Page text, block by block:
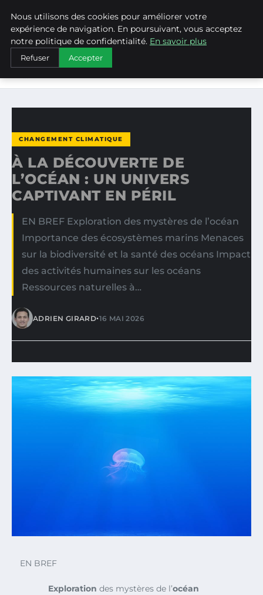
WEARECLIMATECONTROL
ACCUEIL
CHANGEMENT CLIMATIQUE
À LA DÉCOUVERTE DE L’OCÉAN : UN UNIVERS CAPTIVANT
CHANGEMENT CLIMATIQUE
À LA DÉCOUVERTE DE
L’OCÉAN : UN UNIVERS
CAPTIVANT EN PÉRIL
EN BREF Exploration des mystères de l’océan
Importance des écosystèmes marins Menaces
sur la biodiversité et la santé des océans Impact
des activités humaines sur les océans
Ressources naturelles à…
ADRIEN GIRARD•16 MAI 2026
EN BREF
Exploration des mystères de l’océan
Nous utilisons des cookies pour améliorer votre
expérience de navigation. En poursuivant, vous acceptez
notre politique de confidentialité. En savoir plus
Refuser Accepter